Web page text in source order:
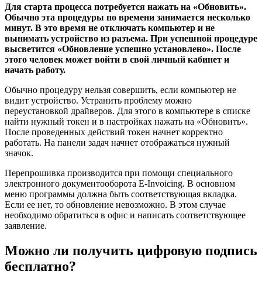
Для старта процесса потребуется нажать на «Обновить».
Обычно эта процедуры по времени занимается несколько
минут. В это время не отключать компьютер и не
вынимать устройство из разъема. При успешной процедуре
высветится «Обновление успешно установлено». После
этого человек может войти в свой личный кабинет и
начать работу.
Обычно процедуру нельзя совершить, если компьютер не
видит устройство. Устранить проблему можно
переустановкой драйверов. Для этого в компьютере в списке
найти нужный токен и в настройках нажать на «Обновить».
После проведенных действий токен начнет корректно
работать. На панели задач начнет отображаться нужный
значок.
Перепрошивка производится при помощи специального
электронного документооборота E-Invoicing. В основном
меню программы должна быть соответствующая вкладка.
Если ее нет, то обновление невозможно. В этом случае
необходимо обратиться в офис и написать соответствующее
заявление.
Можно ли получить цифровую подпись
бесплатно?